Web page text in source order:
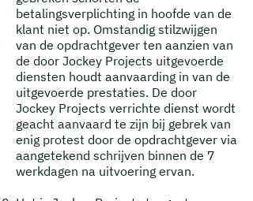
betalingsverplichting in hoofde van de
klant niet op. Omstandig stilzwijgen
van de opdrachtgever ten aanzien van
de door Jockey Projects uitgevoerde
diensten houdt aanvaarding in van de
uitgevoerde prestaties. De door
Jockey Projects verrichte dienst wordt
geacht aanvaard te zijn bij gebrek van
enig protest door de opdrachtgever via
aangetekend schrijven binnen de 7
werkdagen na uitvoering ervan.